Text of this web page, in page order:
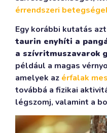
érrendszeri
Egy korábbi kutatás
taurin enyhíti a
a szívritmuszavarok
például a magas
amelyek az érfalak
továbbá a fizikai
légszomj, valamint a